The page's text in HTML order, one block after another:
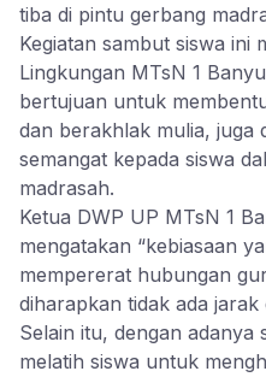
tiba di pintu gerbang
Kegiatan sambut siswa ini
Lingkungan MTsN 1
bertujuan untuk
dan berakhlak mulia, juga
semangat kepada siswa
madrasah.
Ketua DWP UP MTsN 1
mengatakan “kebiasaan
mempererat hubungan
diharapkan tidak ada
Selain itu, dengan adanya
melatih siswa untuk